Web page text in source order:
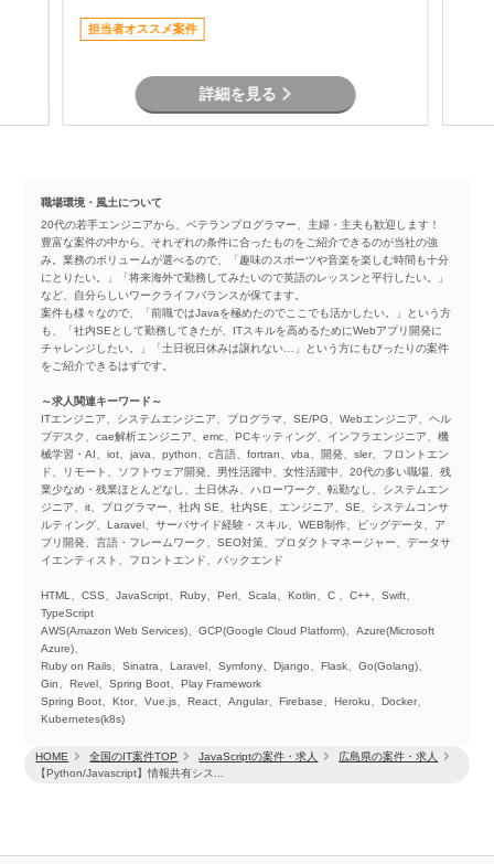
HOME 全国のIT案件TOP JavaScriptの案件・求人
広島県の案件・求人
【Python/Javascript】情報共有シス...
験を活かせるため、Webシステム全体を見な
がら業務を進めたい方におすすめです。
担当者オススメ案件
詳細を見る
職場環境・風土について
20代の若手エンジニアから、ベテランプログラマー、主婦・主夫も歓迎します！
豊富な案件の中から、それぞれの条件に合ったものをご紹介できるのが当社の強
み。業務のボリュームが選べるので、「趣味のスポーツや音楽を楽しむ時間も十分
にとりたい。」「将来海外で勤務してみたいので英語のレッスンと平行したい。」
など、自分らしいワークライフバランスが保てます。
案件も様々なので、「前職ではJavaを極めたのでここでも活かしたい。」という方
も、「社内SEとして勤務してきたが、ITスキルを高めるためにWebアプリ開発に
チャレンジしたい。」「土日祝日休みは譲れない…」という方にもぴったりの案件
をご紹介できるはずです。
～求人関連キーワード～
ITエンジニア、システムエンジニア、プログラマ、SE/PG、Webエンジニア、ヘル
プデスク、cae解析エンジニア、emc、PCキッティング、インフラエンジニア、機
械学習・AI、iot、java、python、c言語、fortran、vba、開発、sler、フロントエン
ド、リモート、ソフトウェア開発、男性活躍中、女性活躍中、20代の多い職場、残
業少なめ・残業ほとんどなし、土日休み、ハローワーク、転勤なし、システムエン
ジニア、it、プログラマー、社内 SE、社内SE、エンジニア、SE、システムコンサ
ルティング、Laravel、サーバサイド経験・スキル、WEB制作、ビッグデータ、ア
プリ開発、言語・フレームワーク、SEO対策、プロダクトマネージャー、データサ
イエンティスト、フロントエンド、バックエンド
HTML、CSS、JavaScript、Ruby、Perl、Scala、Kotlin、C 、C++、Swift、
TypeScript
AWS(Amazon Web Services)、GCP(Google Cloud Platform)、Azure(Microsoft
Azure)、
Ruby on Rails、Sinatra、Laravel、Symfony、Django、Flask、Go(Golang)、
Gin、Revel、Spring Boot、Play Framework
Spring Boot、Ktor、Vue.js、React、Angular、Firebase、Heroku、Docker、
Kubernetes(k8s)